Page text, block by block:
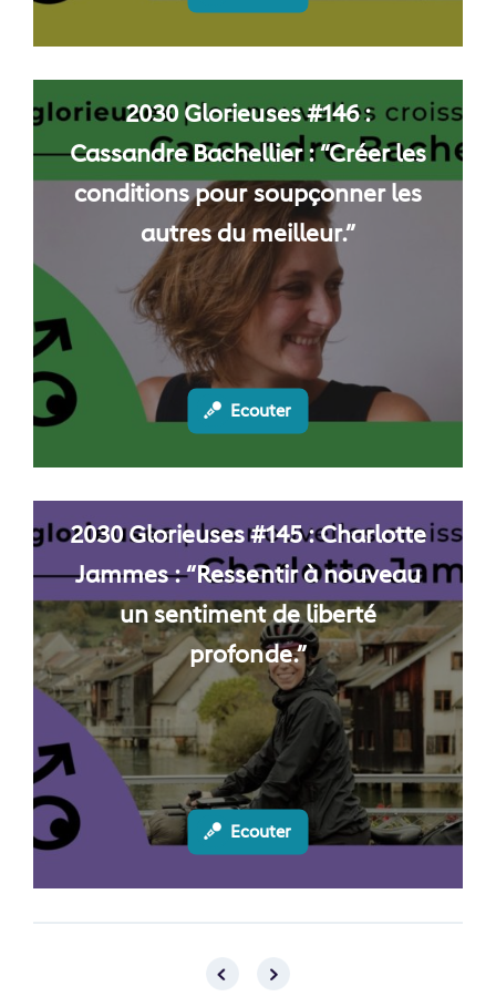
2030 Glorieuses #146 :
Cassandre Bachellier : “Créer les
conditions pour soupçonner les
autres du meilleur.”
Ecouter
2030 Glorieuses #145 : Charlotte
Jammes : “Ressentir à nouveau
un sentiment de liberté
profonde.”
Ecouter